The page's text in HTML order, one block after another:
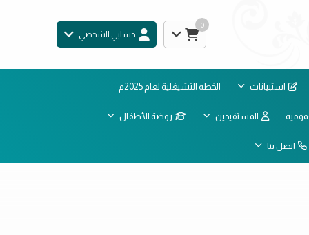
0
حسابي الشخصي
استبيانات الخطه التشيغلية لعام 2025م
المستفيدين روضة الأطفال
اتصل بنا